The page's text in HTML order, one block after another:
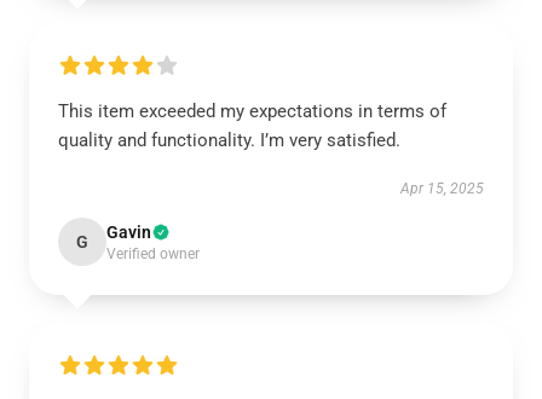
This item exceeded my expectations in terms of
quality and functionality. I’m very satisfied.
Apr 15, 2025
G Gavin
Verified owner